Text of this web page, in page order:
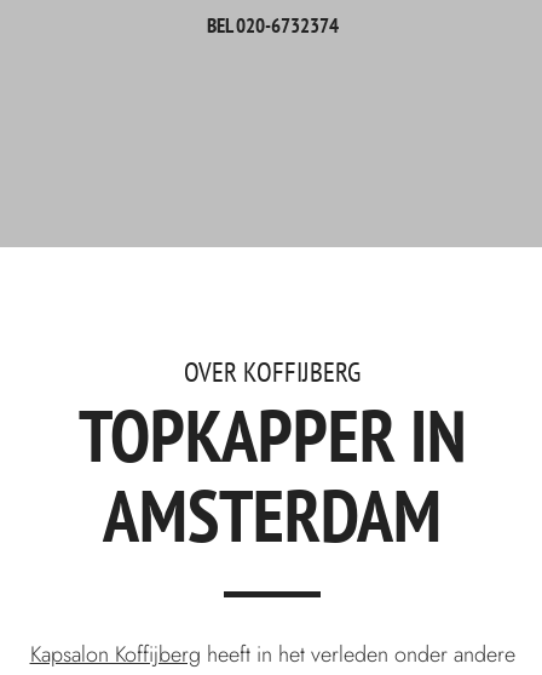
BEL 020-6732374
OVER KOFFIJBERG
TOPKAPPER IN
AMSTERDAM
Kapsalon Koffijberg heeft in het verleden onder andere